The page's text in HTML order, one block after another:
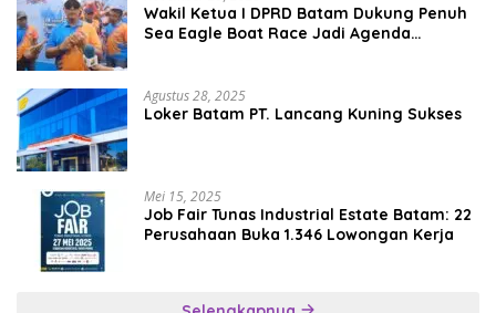
Wakil Ketua I DPRD Batam Dukung Penuh
Sea Eagle Boat Race Jadi Agenda
Agustus 28, 2025
Loker Batam PT. Lancang Kuning Sukses
Mei 15, 2025
Job Fair Tunas Industrial Estate Batam: 22
Perusahaan Buka 1.346 Lowongan Kerja